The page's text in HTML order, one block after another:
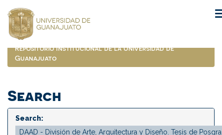
navigation
Repositorio Institucional de la Universidad de
Guanajuato
Search
Search: